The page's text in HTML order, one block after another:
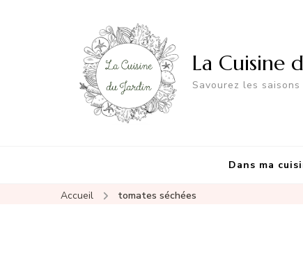
La Cuisine
Savourez les
Dans ma
Accueil tomates séchées